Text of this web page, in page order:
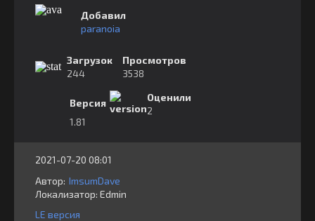
Добавил
paranoia
Загрузок
244
Просмотров
3538
Версия
1.81
Оценили
2
2021-07-20 08:01
Автор: ImsumDave
Локализатор: ⁣⁣⁣Edmin
LE версия